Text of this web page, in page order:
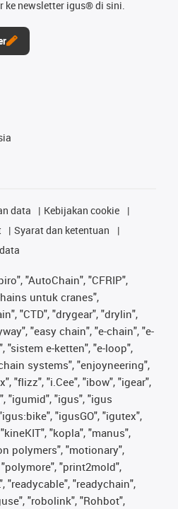
ke newsletter igus® di sini.
data
Kebijakan cookie
Syarat dan ketentuan
"AutoChain", "CFRIP",
untuk cranes",
"CTD", "drygear", "drylin",
"easy chain", "e-chain", "e-
"sistem e-ketten", "e-loop",
systems", "enjoyneering",
"flizz", "i.Cee", "ibow", "igear",
"igumid", "igus", "igus
"igusGO", "igutex",
"kopla", "manus",
polymers", "motionary",
"print2mold",
"readycable", "readychain",
"robolink", "Rohbot",